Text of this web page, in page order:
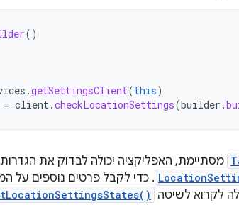
()
.getSettingsClient(this)
= client.checkLocationSettings(builder .
מסתיימת, האפליקציה יכולה לבדוק את
. כדי לקבל פרטים נוספים על
לקרוא לשיטה